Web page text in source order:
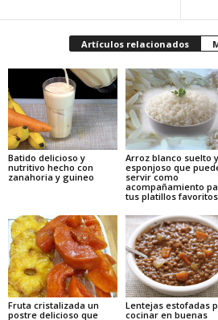
Artículos relacionados
Batido delicioso y
nutritivo hecho con
zanahoria y guineo
Arroz blanco suelto y
esponjoso que
servir como
acompañamiento
tus platillos favoritos
Fruta cristalizada un
postre delicioso que
Lentejas estofadas
cocinar en buenas